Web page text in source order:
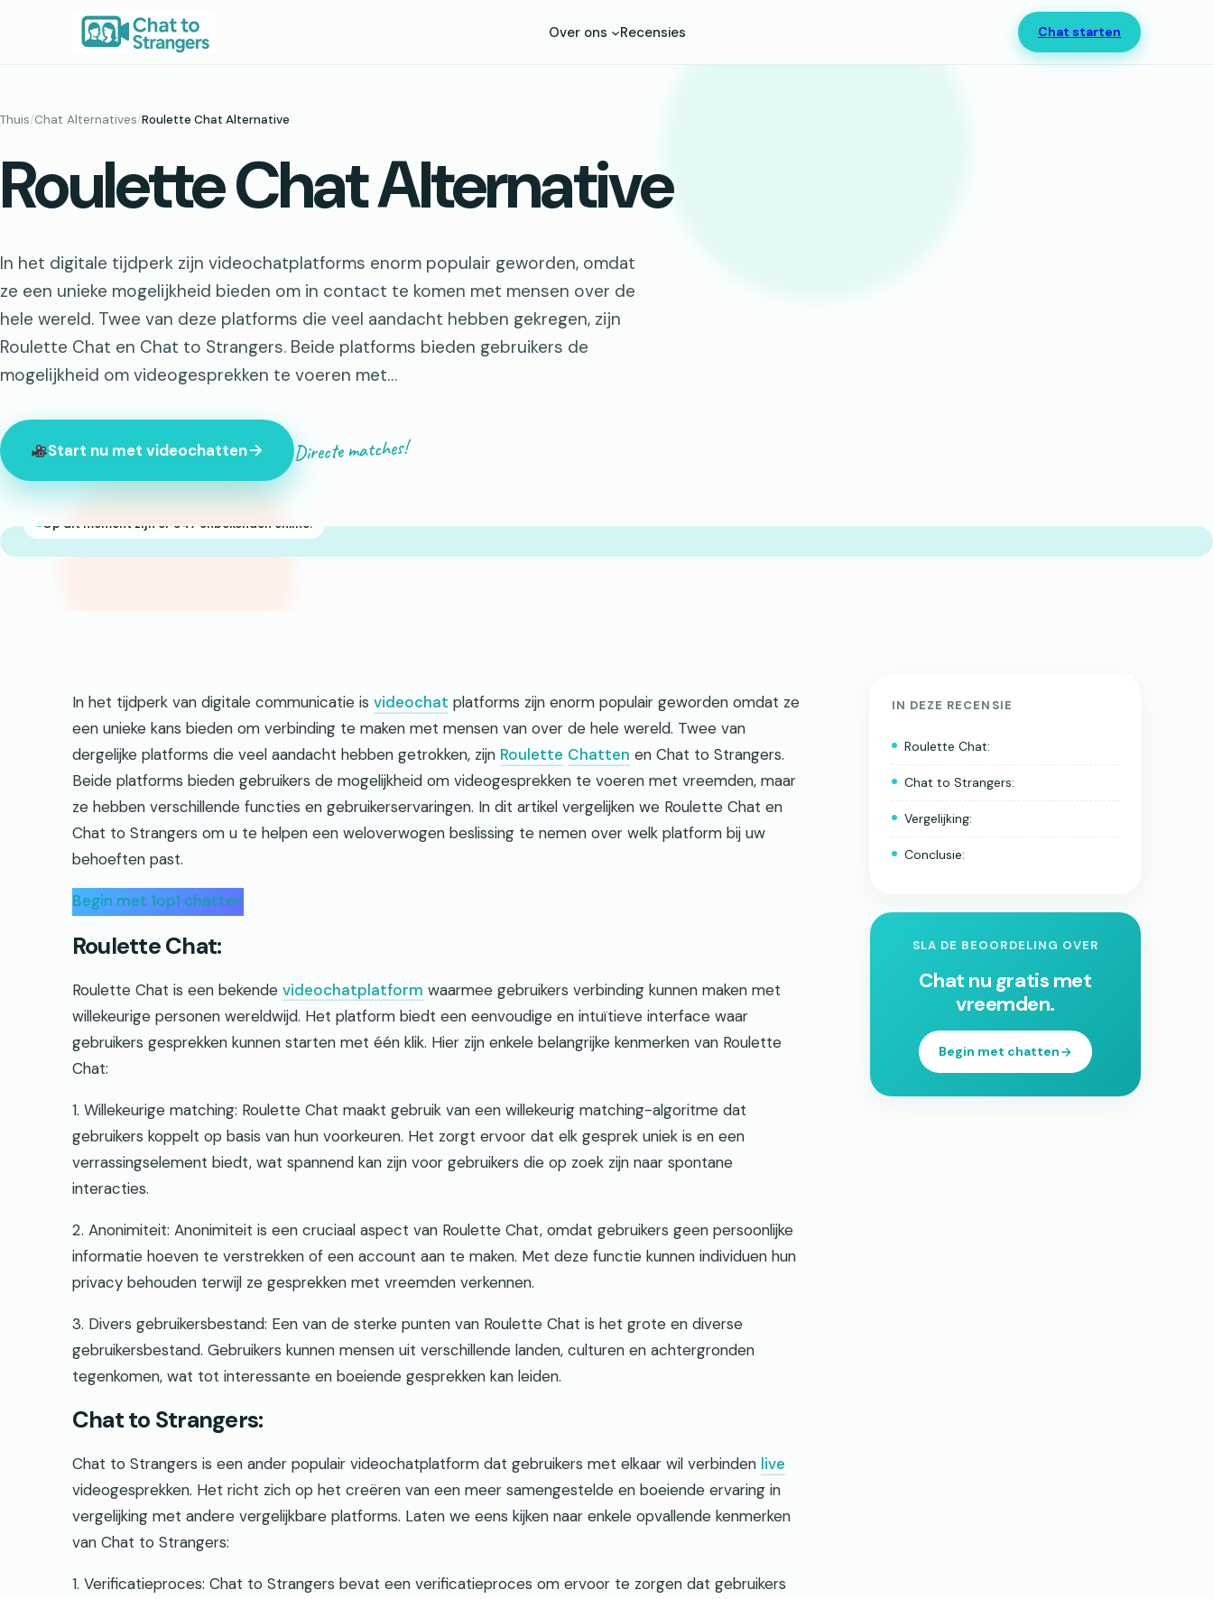
Over ons Recensies Chat starten
Thuis/Chat Alternatives/Roulette Chat Alternative
Roulette Chat Alternative
In het digitale tijdperk zijn videochatplatforms enorm populair geworden, omdat
ze een unieke mogelijkheid bieden om in contact te komen met mensen over de
hele wereld. Twee van deze platforms die veel aandacht hebben gekregen, zijn
Roulette Chat en Chat to Strangers. Beide platforms bieden gebruikers de
mogelijkheid om videogesprekken te voeren met…
Start nu met videochatten Directe matches!
Op dit moment zijn er 847 onbekenden online.
In het tijdperk van digitale communicatie is videochat platforms zijn enorm populair geworden omdat ze
een unieke kans bieden om verbinding te maken met mensen van over de hele wereld. Twee van
dergelijke platforms die veel aandacht hebben getrokken, zijn Roulette Chatten en Chat to Strangers.
Beide platforms bieden gebruikers de mogelijkheid om videogesprekken te voeren met vreemden, maar
ze hebben verschillende functies en gebruikerservaringen. In dit artikel vergelijken we Roulette Chat en
Chat to Strangers om u te helpen een weloverwogen beslissing te nemen over welk platform bij uw
behoeften past.
Begin met 1op1 chatten
Roulette Chat:
Roulette Chat is een bekende videochatplatform waarmee gebruikers verbinding kunnen maken met
willekeurige personen wereldwijd. Het platform biedt een eenvoudige en intuïtieve interface waar
gebruikers gesprekken kunnen starten met één klik. Hier zijn enkele belangrijke kenmerken van Roulette
Chat:
1. Willekeurige matching: Roulette Chat maakt gebruik van een willekeurig matching-algoritme dat
gebruikers koppelt op basis van hun voorkeuren. Het zorgt ervoor dat elk gesprek uniek is en een
verrassingselement biedt, wat spannend kan zijn voor gebruikers die op zoek zijn naar spontane
interacties.
2. Anonimiteit: Anonimiteit is een cruciaal aspect van Roulette Chat, omdat gebruikers geen persoonlijke
informatie hoeven te verstrekken of een account aan te maken. Met deze functie kunnen individuen hun
privacy behouden terwijl ze gesprekken met vreemden verkennen.
3. Divers gebruikersbestand: Een van de sterke punten van Roulette Chat is het grote en diverse
gebruikersbestand. Gebruikers kunnen mensen uit verschillende landen, culturen en achtergronden
tegenkomen, wat tot interessante en boeiende gesprekken kan leiden.
Chat to Strangers:
Chat to Strangers is een ander populair videochatplatform dat gebruikers met elkaar wil verbinden live
videogesprekken. Het richt zich op het creëren van een meer samengestelde en boeiende ervaring in
vergelijking met andere vergelijkbare platforms. Laten we eens kijken naar enkele opvallende kenmerken
van Chat to Strangers:
1. Verificatieproces: Chat to Strangers bevat een verificatieproces om ervoor te zorgen dat gebruikers
IN DEZE RECENSIE
Roulette Chat:
Chat to Strangers:
Vergelijking:
Conclusie:
SLA DE BEOORDELING OVER
Chat nu gratis met
vreemden.
Begin met chatten